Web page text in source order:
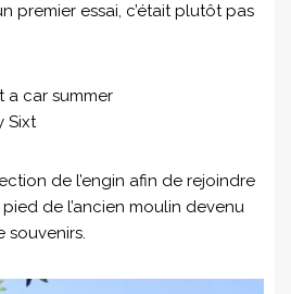
premier essai, c’était plutôt pas
de l’engin afin de rejoindre
de l’ancien moulin devenu